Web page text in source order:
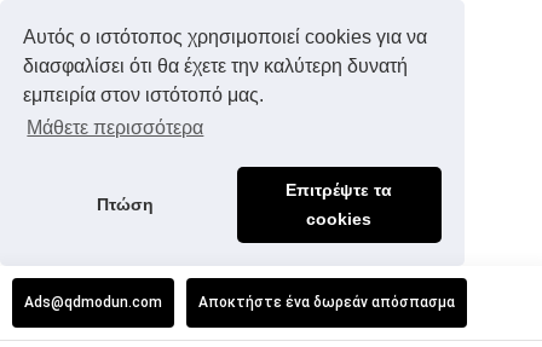
Αυτός ο ιστότοπος χρησιμοποιεί cookies για να
διασφαλίσει ότι θα έχετε την καλύτερη δυνατή
εμπειρία στον ιστότοπό μας.
Μάθετε περισσότερα
Πτώση
Επιτρέψτε τα
cookies
Ads@qdmodun.com Αποκτήστε ένα δωρεάν απόσπασμα